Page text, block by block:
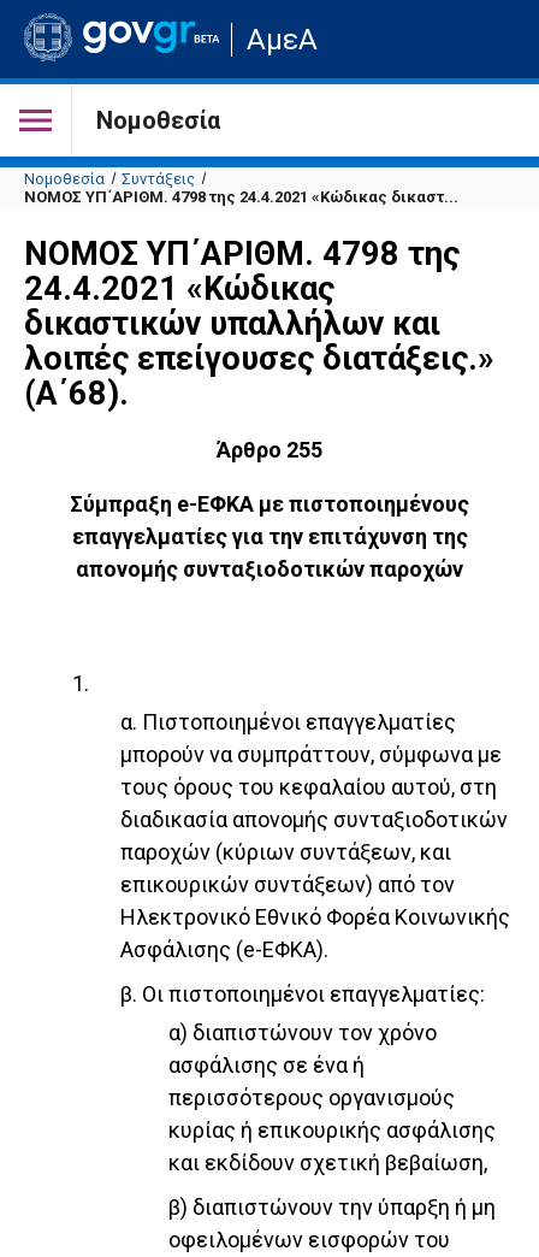
Μετάβαση
στην
σελίδα
του
ΑμεΑ
Νομοθεσία
Νομοθεσία
Συντάξεις
ΝΟΜΟΣ ΥΠ΄ΑΡΙΘΜ. 4798 της 24.4.2021 «Κώδικας δικαστ...
ΝΟΜΟΣ ΥΠ΄ΑΡΙΘΜ. 4798 της
24.4.2021 «Κώδικας
δικαστικών υπαλλήλων και
λοιπές επείγουσες διατάξεις.»
(Α΄68).
Άρθρο 255
Σύμπραξη e-ΕΦΚΑ με πιστοποιημένους
επαγγελματίες για την επιτάχυνση της
απονομής συνταξιοδοτικών παροχών
1.
α. Πιστοποιημένοι επαγγελματίες
μπορούν να συμπράττουν, σύμφωνα με
τους όρους του κεφαλαίου αυτού, στη
διαδικασία απονομής συνταξιοδοτικών
παροχών (κύριων συντάξεων, και
επικουρικών συντάξεων) από τον
Ηλεκτρονικό Εθνικό Φορέα Κοινωνικής
Ασφάλισης (e-ΕΦΚΑ).
β. Οι πιστοποιημένοι επαγγελματίες:
α) διαπιστώνουν τον χρόνο
ασφάλισης σε ένα ή
περισσότερους οργανισμούς
κυρίας ή επικουρικής ασφάλισης
και εκδίδουν σχετική βεβαίωση,
β) διαπιστώνουν την ύπαρξη ή μη
οφειλομένων εισφορών του